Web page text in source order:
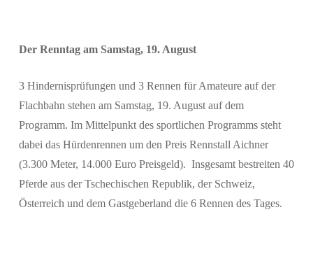
Der Renntag am Samstag, 19. August
3 Hindernisprüfungen und 3 Rennen für Amateure auf der
Flachbahn stehen am Samstag, 19. August auf dem
Programm. Im Mittelpunkt des sportlichen Programms steht
dabei das Hürdenrennen um den Preis Rennstall Aichner
(3.300 Meter, 14.000 Euro Preisgeld). Insgesamt bestreiten 40
Pferde aus der Tschechischen Republik, der Schweiz,
Österreich und dem Gastgeberland die 6 Rennen des Tages.